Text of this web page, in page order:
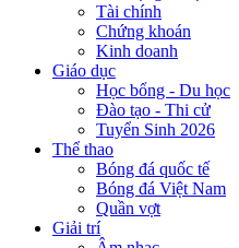
Tài chính
Chứng khoán
Kinh doanh
Giáo dục
Học bổng - Du học
Đào tạo - Thi cử
Tuyển Sinh 2026
Thể thao
Bóng đá quốc tế
Bóng đá Việt Nam
Quần vợt
Giải trí